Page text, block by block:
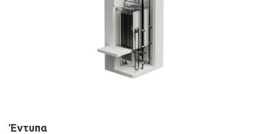
Έντυπα